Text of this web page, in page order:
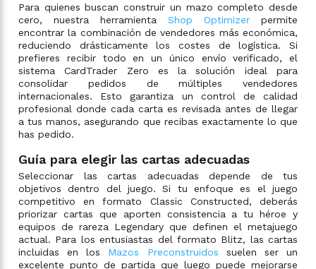
Para quienes buscan construir un mazo completo desde
cero, nuestra herramienta Shop Optimizer permite
encontrar la combinación de vendedores más económica,
reduciendo drásticamente los costes de logística. Si
prefieres recibir todo en un único envío verificado, el
sistema CardTrader Zero es la solución ideal para
consolidar pedidos de múltiples vendedores
internacionales. Esto garantiza un control de calidad
profesional donde cada carta es revisada antes de llegar
a tus manos, asegurando que recibas exactamente lo que
has pedido.
Guía para elegir las cartas adecuadas
Seleccionar las cartas adecuadas depende de tus
objetivos dentro del juego. Si tu enfoque es el juego
competitivo en formato Classic Constructed, deberás
priorizar cartas que aporten consistencia a tu héroe y
equipos de rareza Legendary que definen el metajuego
actual. Para los entusiastas del formato Blitz, las cartas
incluidas en los Mazos Preconstruidos suelen ser un
excelente punto de partida que luego puede mejorarse